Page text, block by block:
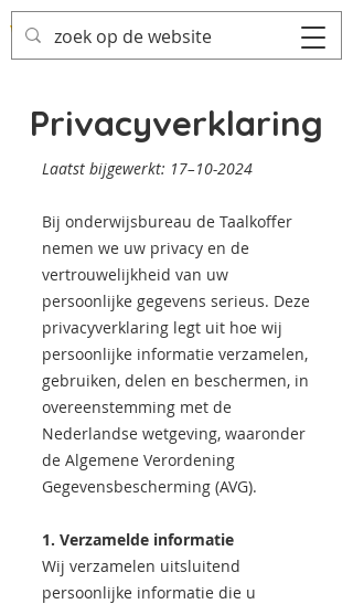
Privacyverklaring
Laatst bijgewerkt: 17–10-2024
Bij onderwijsbureau de Taalkoffer
nemen we uw privacy en de
vertrouwelijkheid van uw
persoonlijke gegevens serieus. Deze
privacyverklaring legt uit hoe wij
persoonlijke informatie verzamelen,
gebruiken, delen en beschermen, in
overeenstemming met de
Nederlandse wetgeving, waaronder
de Algemene Verordening
Gegevensbescherming (AVG).
1. Verzamelde informatie
Wij verzamelen uitsluitend
persoonlijke informatie die u